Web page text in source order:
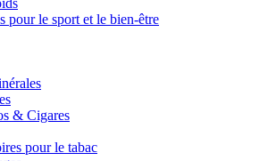
pour le sport et le bien-être
& Cigares
pour le tabac